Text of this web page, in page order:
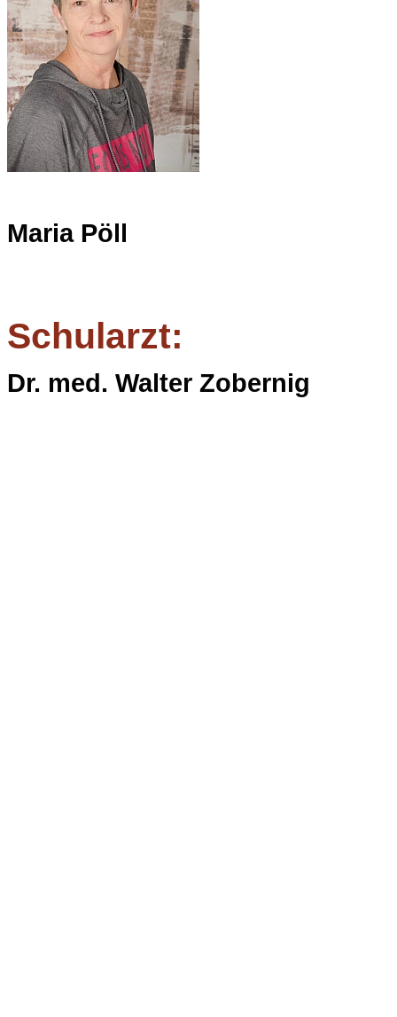
Maria Pöll
Schularzt:
Dr. med. Walter Zobernig